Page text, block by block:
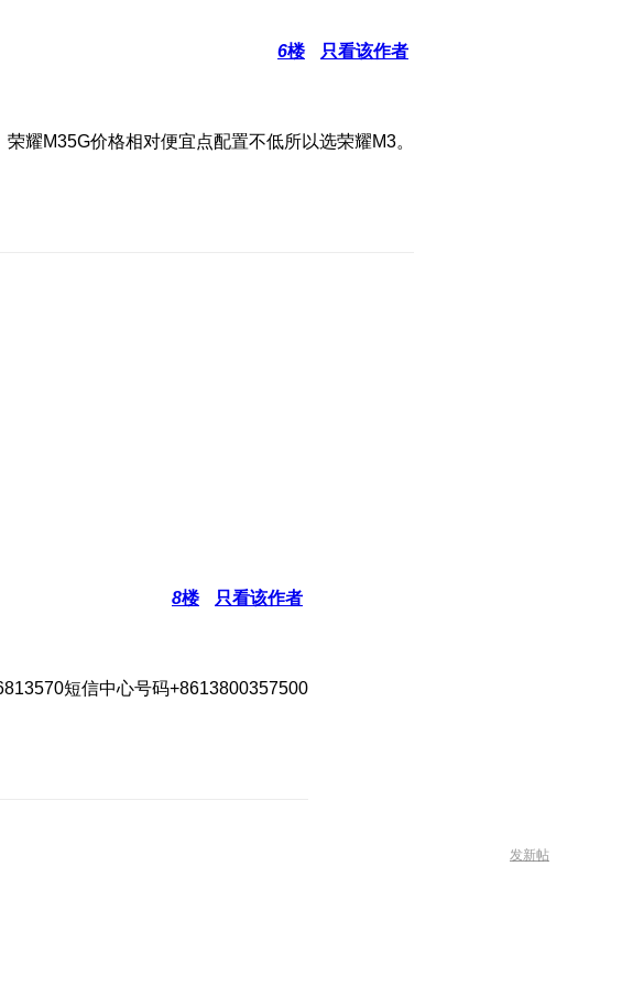
6楼 只看该作者
耀M35G价格相对便宜点配置不低所以选荣耀M3。
8楼 只看该作者
短信中心号码+8613800357500
发新帖